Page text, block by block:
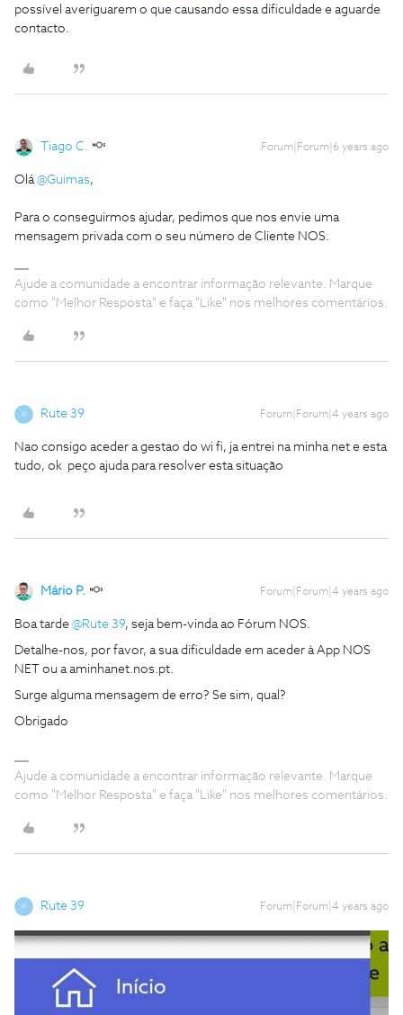
possível averiguarem o que causando essa dificuldade e aguarde
contacto.
Tiago C. Forum|Forum|6 years ago
Olá@Guimas,
Para o conseguirmos ajudar, pedimos que nos envie uma
mensagem privada com o seu número de Cliente NOS.
Ajude a comunidade a encontrar informação relevante. Marque
como "Melhor Resposta" e faça "Like" nos melhores comentários.
R Rute 39 Forum|Forum|4 years ago
Nao consigo aceder a gestao do wi fi, ja entrei na minha net e esta
tudo, ok peço ajuda para resolver esta situação
Mário P. Forum|Forum|4 years ago
Boa tarde @Rute 39, seja bem-vinda ao Fórum NOS.
Detalhe-nos, por favor, a sua dificuldade em aceder à App NOS
NET ou a aminhanet.nos.pt.
Surge alguma mensagem de erro? Se sim, qual?
Obrigado
Ajude a comunidade a encontrar informação relevante. Marque
como "Melhor Resposta" e faça "Like" nos melhores comentários.
R Rute 39 Forum|Forum|4 years ago